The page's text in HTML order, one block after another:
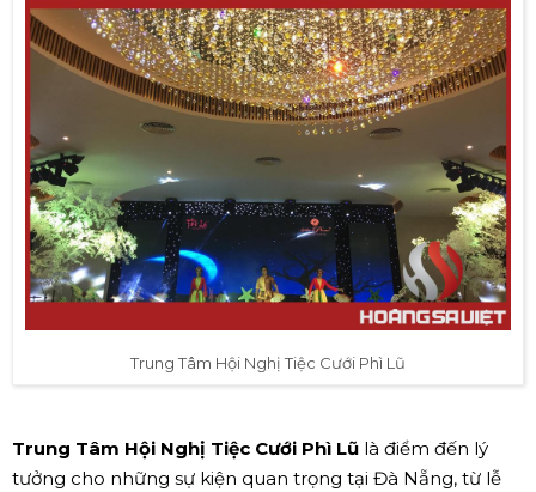
Trung Tâm Hội Nghị Tiệc Cưới Phì Lũ
Trung Tâm Hội Nghị Tiệc Cưới Phì Lũ là điểm đến lý
tưởng cho những sự kiện quan trọng tại Đà Nẵng, từ lễ